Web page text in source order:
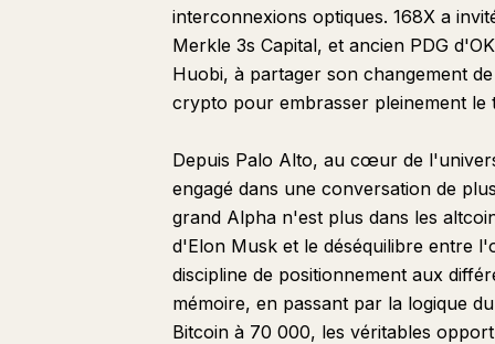
interconnexions optiques. 168X a
Merkle 3s Capital, et ancien PDG
Huobi, à partager son changement
crypto pour embrasser pleinement le
Depuis Palo Alto, au cœur de
engagé dans une conversation de
grand Alpha n'est plus dans les
d'Elon Musk et le déséquilibre entre
discipline de positionnement aux
mémoire, en passant par la logique
Bitcoin à 70 000, les véritables